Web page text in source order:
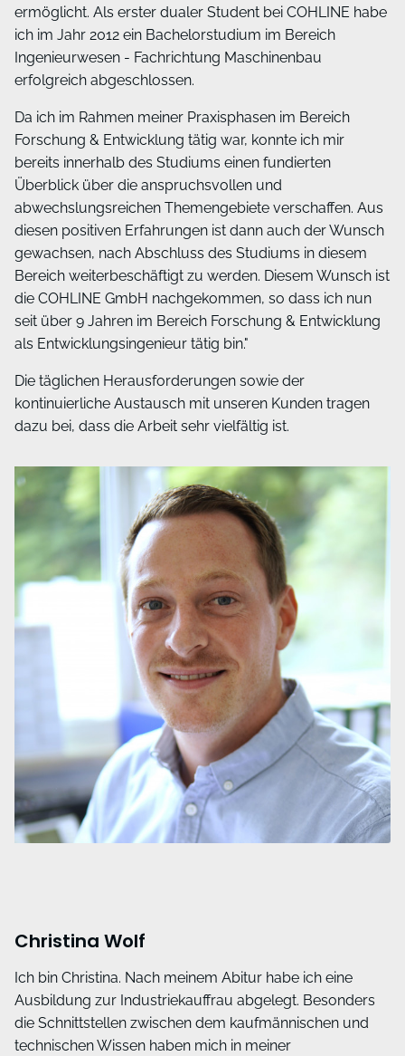
ermöglicht. Als erster dualer Student bei COHLINE habe
ich im Jahr 2012 ein Bachelorstudium im Bereich
Ingenieurwesen - Fachrichtung Maschinenbau
erfolgreich abgeschlossen.
Da ich im Rahmen meiner Praxisphasen im Bereich
Forschung & Entwicklung tätig war, konnte ich mir
bereits innerhalb des Studiums einen fundierten
Überblick über die anspruchsvollen und
abwechslungsreichen Themengebiete verschaffen. Aus
diesen positiven Erfahrungen ist dann auch der Wunsch
gewachsen, nach Abschluss des Studiums in diesem
Bereich weiterbeschäftigt zu werden. Diesem Wunsch ist
die COHLINE GmbH nachgekommen, so dass ich nun
seit über 9 Jahren im Bereich Forschung & Entwicklung
als Entwicklungsingenieur tätig bin."
Die täglichen Herausforderungen sowie der
kontinuierliche Austausch mit unseren Kunden tragen
dazu bei, dass die Arbeit sehr vielfältig ist.
Christina Wolf
Ich bin Christina. Nach meinem Abitur habe ich eine
Ausbildung zur Industriekauffrau abgelegt. Besonders
die Schnittstellen zwischen dem kaufmännischen und
technischen Wissen haben mich in meiner